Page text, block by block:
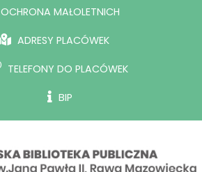
OCHRONA MAŁOLETNICH
ADRESY PLACÓWEK
TELEFONY DO PLACÓWEK
BIP